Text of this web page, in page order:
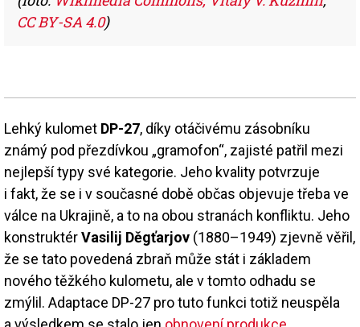
CC BY-SA 4.0)
Lehký kulomet DP-27, díky otáčivému zásobníku
známý pod přezdívkou „gramofon“, zajisté patřil mezi
nejlepší typy své kategorie. Jeho kvality potvrzuje
i fakt, že se i v současné době občas objevuje třeba ve
válce na Ukrajině, a to na obou stranách konfliktu. Jeho
konstruktérVasilij Děgťarjov (1880–1949) zjevně věřil,
že se tato povedená zbraň může stát i základem
nového těžkého kulometu, ale v tomto odhadu se
zmýlil. Adaptace DP-27 pro tuto funkci totiž neuspěla